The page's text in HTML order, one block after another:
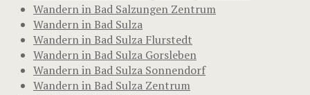
Wandern in Bad Salzungen Zentrum
Wandern in Bad Sulza
Wandern in Bad Sulza Flurstedt
Wandern in Bad Sulza Gorsleben
Wandern in Bad Sulza Sonnendorf
Wandern in Bad Sulza Zentrum